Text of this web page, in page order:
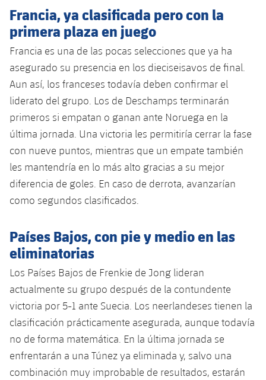
Resultados
Clasificaciones
Calendario
Resultados
Clasificaciones
Hockey Hierba Masculino
Hockey Hierba Femenino
plusicon
más
Actualidad
Plantilla
Escuela de Patinaje
Rugby
plusicon
más
Actualidad
Jugadores
Calendario
Resultados
Fotos
Voleibol
plusicon
más
Noticias
Voleibol masculino
Voleibol femenino
Apúntate a las amateurs
plusicon
más
Apúntate a las amateurs
Carnet de las Secciones Amateurs
PLUSICON
MÁS
League of Legends
VALORANT Game Changers
eFootball
Francia, ya clasificada pero con la
primera plaza en juego
Francia es una de las pocas selecciones que ya ha
asegurado su presencia en los dieciseisavos de final.
Aun así, los franceses todavía deben confirmar el
liderato del grupo. Los de Deschamps terminarán
primeros si empatan o ganan ante Noruega en la
última jornada. Una victoria les permitiría cerrar la fase
con nueve puntos, mientras que un empate también
les mantendría en lo más alto gracias a su mejor
diferencia de goles. En caso de derrota, avanzarían
como segundos clasificados.
Países Bajos, con pie y medio en las
eliminatorias
Los Países Bajos de Frenkie de Jong lideran
actualmente su grupo después de la contundente
victoria por 5-1 ante Suecia. Los neerlandeses tienen la
clasificación prácticamente asegurada, aunque todavía
no de forma matemática. En la última jornada se
enfrentarán a una Túnez ya eliminada y, salvo una
combinación muy improbable de resultados, estarán